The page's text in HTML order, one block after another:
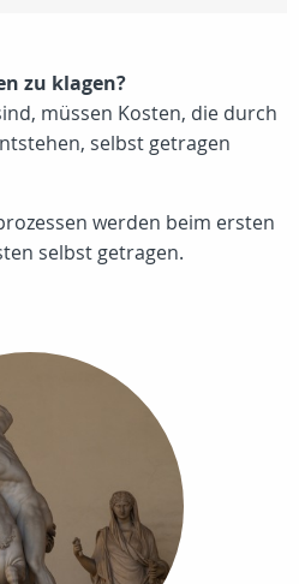
zu klagen?
müssen Kosten, die durch
selbst getragen
werden beim ersten
selbst getragen.